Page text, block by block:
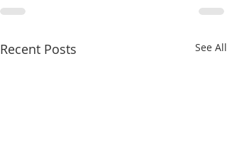
Recent Posts See All